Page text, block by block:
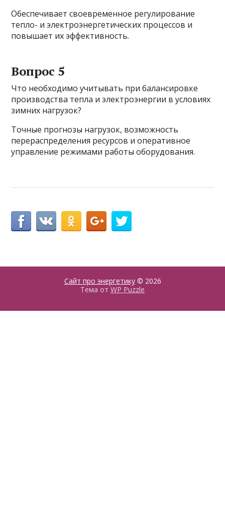
Обеспечивает своевременное регулирование
тепло- и электроэнергетических процессов и
повышает их эффективность.
Вопрос 5
Что необходимо учитывать при балансировке
производства тепла и электроэнергии в условиях
зимних нагрузок?
Точные прогнозы нагрузок, возможность
перераспределения ресурсов и оперативное
управление режимами работы оборудования.
Сайт про энергетику© 2026
Тема от WP Puzzle